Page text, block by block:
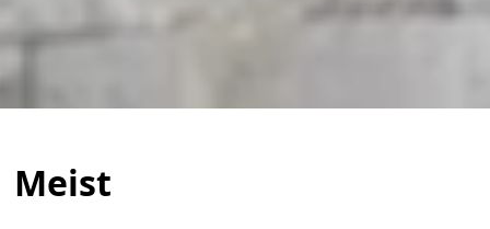
Meist